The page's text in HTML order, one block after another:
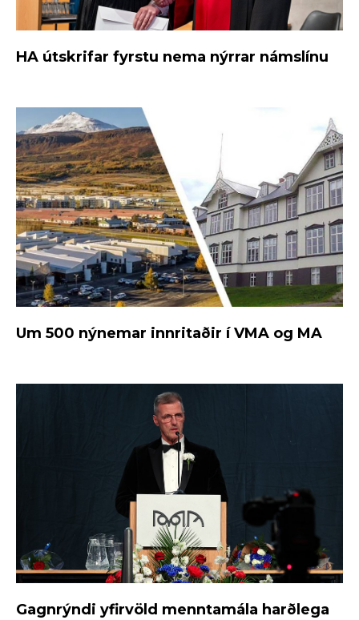
HA útskrifar fyrstu nema nýrrar námslínu
Um 500 nýnemar innritaðir í VMA og MA
Gagnrýndi yfirvöld menntamála harðlega